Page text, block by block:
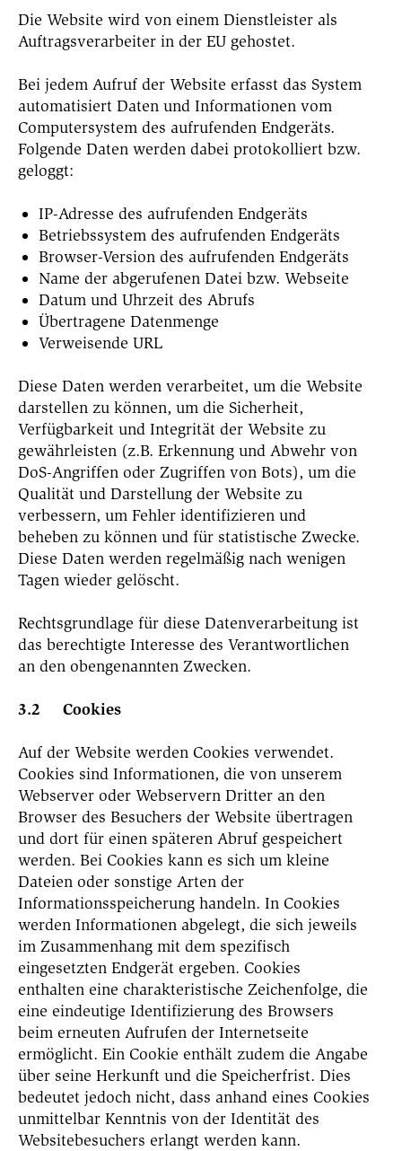
Die Website wird von einem Dienstleister als
Auftragsverarbeiter in der EU gehostet.
Bei jedem Aufruf der Website erfasst das System
automatisiert Daten und Informationen vom
Computersystem des aufrufenden Endgeräts.
Folgende Daten werden dabei protokolliert bzw.
geloggt:
IP-Adresse des aufrufenden Endgeräts
Betriebssystem des aufrufenden Endgeräts
Browser-Version des aufrufenden Endgeräts
Name der abgerufenen Datei bzw. Webseite
Datum und Uhrzeit des Abrufs
Übertragene Datenmenge
Verweisende URL
Diese Daten werden verarbeitet, um die Website
darstellen zu können, um die Sicherheit,
Verfügbarkeit und Integrität der Website zu
gewährleisten (z.B. Erkennung und Abwehr von
DoS-Angriffen oder Zugriffen von Bots), um die
Qualität und Darstellung der Website zu
verbessern, um Fehler identifizieren und
beheben zu können und für statistische Zwecke.
Diese Daten werden regelmäßig nach wenigen
Tagen wieder gelöscht.
Rechtsgrundlage für diese Datenverarbeitung ist
das berechtigte Interesse des Verantwortlichen
an den obengenannten Zwecken.
3.2 Cookies
Auf der Website werden Cookies verwendet.
Cookies sind Informationen, die von unserem
Webserver oder Webservern Dritter an den
Browser des Besuchers der Website übertragen
und dort für einen späteren Abruf gespeichert
werden. Bei Cookies kann es sich um kleine
Dateien oder sonstige Arten der
Informationsspeicherung handeln. In Cookies
werden Informationen abgelegt, die sich jeweils
im Zusammenhang mit dem spezifisch
eingesetzten Endgerät ergeben. Cookies
enthalten eine charakteristische Zeichenfolge, die
eine eindeutige Identifizierung des Browsers
beim erneuten Aufrufen der Internetseite
ermöglicht. Ein Cookie enthält zudem die Angabe
über seine Herkunft und die Speicherfrist. Dies
bedeutet jedoch nicht, dass anhand eines Cookies
unmittelbar Kenntnis von der Identität des
Websitebesuchers erlangt werden kann.